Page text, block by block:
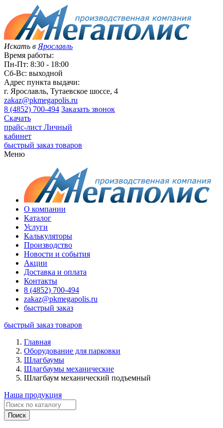
Искать в Ярославль
Время работы:
Пн-Пт: 8:30 - 18:00
Сб-Вс: выходной
Адрес пункта выдачи:
г. Ярославль, Тутаевское шоссе, 4
zakaz@pkmegapolis.ru
8 (4852) 700-494 Заказать звонок
Скачать
прайс-лист Личный
кабинет
быстрый заказ товаров
Меню
О компании
Каталог
Услуги
Калькуляторы
Производство
Новости и события
Акции
Доставка и оплата
Контакты
8 (4852) 700-494
zakaz@pkmegapolis.ru
быстрый заказ
быстрый заказ товаров
Главная
Оборудование для парковки
Шлагбаумы
Шлагбаумы механические
Шлагбаум механический подъемный
Наша продукция